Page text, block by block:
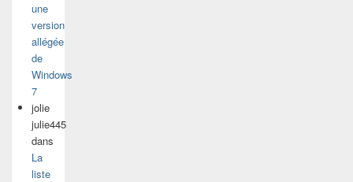
une
version
allégée
de
Windows
7
jolie
julie445
dans
La
liste